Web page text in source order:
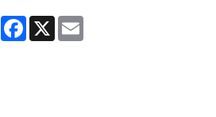
PartagerFacebook
X